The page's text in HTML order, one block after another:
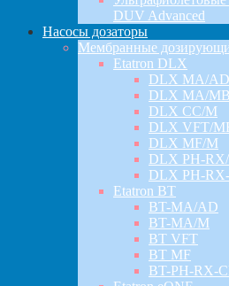
DUV Advanced
Насосы дозаторы
Мембранные
Etatron DLX
DLX MA/AD
DLX MA/MB
DLX CC/M
DLX VFT/
DLX MF/M
DLX PH-
DLX PH-
Etatron BT
BT-MA/AD
BT-MA/M
BT VFT
BT MF
BT-PH-RX-